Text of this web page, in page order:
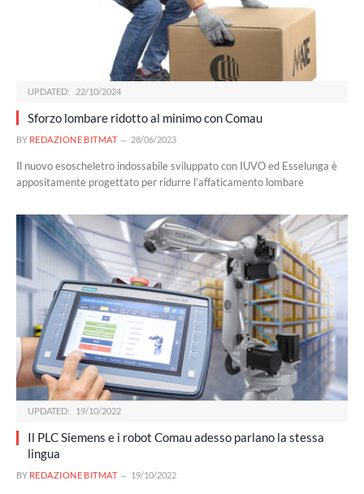
UPDATED: 22/10/2024
Sforzo lombare ridotto al minimo con Comau
BY REDAZIONE BITMAT 28/06/2023
Il nuovo esoscheletro indossabile sviluppato con IUVO ed Esselunga è
appositamente progettato per ridurre l’affaticamento lombare
UPDATED: 19/10/2022
Il PLC Siemens e i robot Comau adesso parlano la stessa
lingua
BY REDAZIONE BITMAT 19/10/2022